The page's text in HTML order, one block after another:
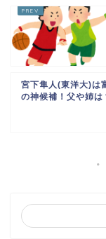
宮下隼人(東洋大)は
の神候補！父や姉